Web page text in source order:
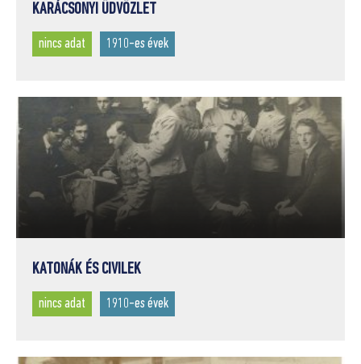
KARÁCSONYI ÜDVÖZLET
nincs adat 1910-es évek
KATONÁK ÉS CIVILEK
nincs adat 1910-es évek